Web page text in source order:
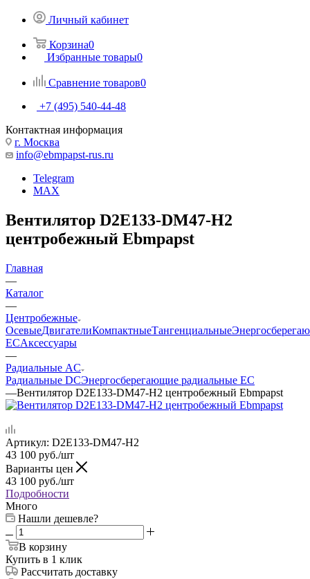
Личный кабинет
Корзина0
Избранные товары0
Сравнение товаров0
+7 (495) 540-44-48
Контактная информация
г. Москва
info@ebmpapst-rus.ru
Telegram
MAX
Вентилятор D2E133-DM47-H2
центробежный Ebmpapst
Главная
—
Каталог
—
Центробежные
ОсевыеДвигателиКомпактныеТангенциальные
ECАксессуары
—
Радиальные AC
Радиальные DCЭнергосберегающие радиальные EC
—Вентилятор D2E133-DM47-H2 центробежный Ebmpapst
Артикул: D2E133-DM47-H2
43 100 руб./шт
Варианты цен
43 100 руб./шт
Подробности
Много
Нашли дешевле?
В корзину
Купить в 1 клик
Рассчитать доставку